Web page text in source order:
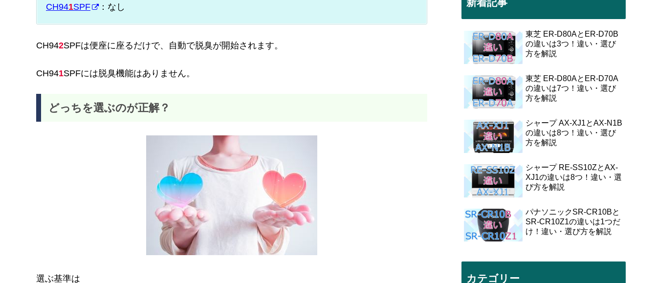
CH941SPF ：なし
CH942SPFは便座に座るだけで、自動で脱臭が開始されます。
CH941SPFには脱臭機能はありません。
どっちを選ぶのが正解？
選ぶ基準は
新着記事
東芝 ER-D80AとER-D70B
の違いは3つ！違い・選び
方を解説
東芝 ER-D80AとER-D70A
の違いは7つ！違い・選び
方を解説
シャープ AX-XJ1とAX-N1B
の違いは8つ！違い・選び
方を解説
シャープ RE-SS10ZとAX-
XJ1の違いは8つ！違い・選
び方を解説
パナソニックSR-CR10Bと
SR-CR10Z1の違いは1つだ
け！違い・選び方を解説
カテゴリー